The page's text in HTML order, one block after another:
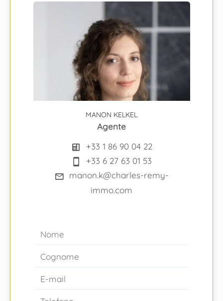
MANON KELKEL
Agente
+33 1 86 90 04 22
+33 6 27 63 01 53
manon.k@charles-remy-
immo.com